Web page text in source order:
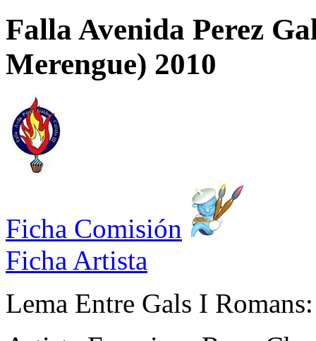
Falla Avenida Perez
Merengue) 2010
Ficha Comisión
Ficha Artista
Lema Entre Gals I